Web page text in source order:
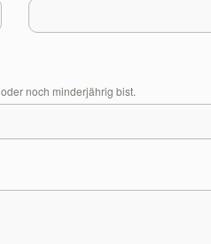
noch minderjährig bist.